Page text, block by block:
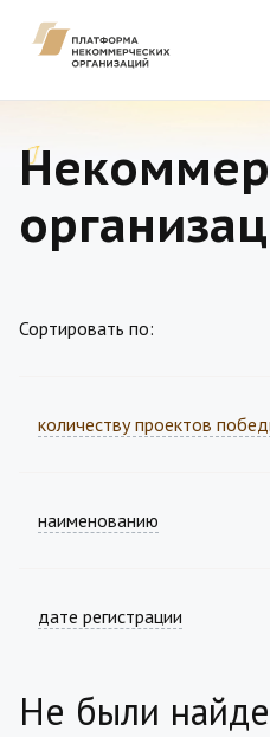
Сортировать по:
количеству проектов
наименованию
дате регистрации
Не были